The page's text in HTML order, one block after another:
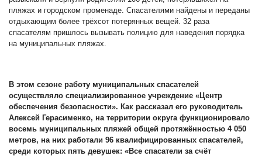
пляжах и городском променаде. Спасателями найдены и переданы
отдыхающим более трёхсот потерянных вещей. 32 раза
спасателям пришлось вызывать полицию для наведения порядка
на муниципальных пляжах.
В этом сезоне работу муниципальных спасателей
осуществляло специализированное учреждение «Центр
обеспечения безопасности». Как рассказал его руководитель
Алексей Герасименко, на территории округа функционировало
восемь муниципальных пляжей общей протяжённостью 4 050
метров, на них работали 96 квалифицированных спасателей,
среди которых пять девушек: «Все спасатели за счёт